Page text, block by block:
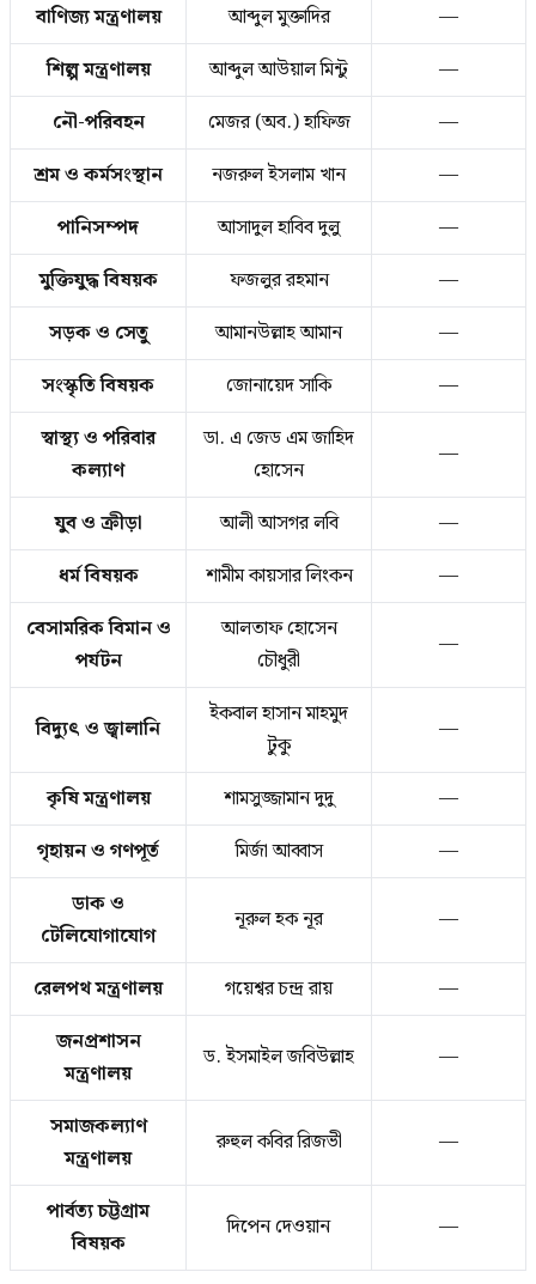
বাণিজ্য মন্ত্রণালয়
আব্দুল মুক্তাদির
—
শিল্প মন্ত্রণালয়
আব্দুল আউয়াল মিন্টু
—
নৌ-পরিবহন
মেজর (অব.) হাফিজ
—
শ্রম ও কর্মসংস্থান
নজরুল ইসলাম খান
—
পানিসম্পদ
আসাদুল হাবিব দুলু
—
মুক্তিযুদ্ধ বিষয়ক
ফজলুর রহমান
—
সড়ক ও সেতু
আমানউল্লাহ আমান
—
সংস্কৃতি বিষয়ক
জোনায়েদ সাকি
—
স্বাস্থ্য ও পরিবার
কল্যাণ
ডা. এ জেড এম জাহিদ
হোসেন
—
যুব ও ক্রীড়া আলী আসগর লবি
—
ধর্ম বিষয়ক
শামীম কায়সার লিংকন
—
বেসামরিক বিমান ও
পর্যটন
আলতাফ হোসেন
চৌধুরী
—
বিদ্যুৎ ও জ্বালানি
ইকবাল হাসান মাহমুদ
টুকু
—
কৃষি মন্ত্রণালয় শামসুজ্জামান দুদু
—
গৃহায়ন ও গণপূর্ত
মির্জা আব্বাস
—
ডাক ও
টেলিযোগাযোগ
নূরুল হক নূর —
রেলপথ মন্ত্রণালয় গয়েশ্বর চন্দ্র রায়
—
জনপ্রশাসন
মন্ত্রণালয়
ড. ইসমাইল জবিউল্লাহ —
সমাজকল্যাণ
মন্ত্রণালয়
রুহুল কবির রিজভী —
পার্বত্য চট্টগ্রাম
বিষয়ক
দিপেন দেওয়ান —